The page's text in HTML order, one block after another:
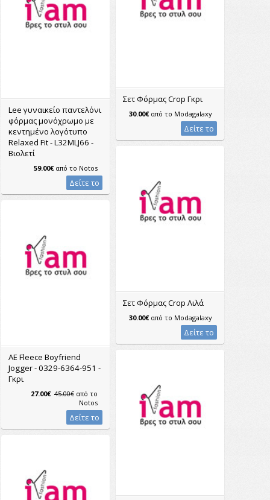
Σετ Φόρμας Crop Γκρι
30.00€από το Modagalaxy
Δείτε το
Lee γυναικείο παντελόνι
φόρμας μονόχρωμο με
κεντημένο λογότυπο
Relaxed Fit - L32MLJ66 -
Βιολετί
59.00€από το Notos
Δείτε το
Σετ Φόρμας Crop Λιλά
30.00€από το Modagalaxy
Δείτε το
AE Fleece Boyfriend
Jogger - 0329-6364-951 -
Γκρι
27.00€ 45.00€ από το
Notos
Δείτε το